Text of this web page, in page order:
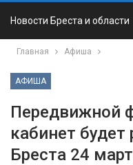
Новости Бреста и области
Главная Афиша
АФИША
Передвижной
кабинет будет
Бреста 24